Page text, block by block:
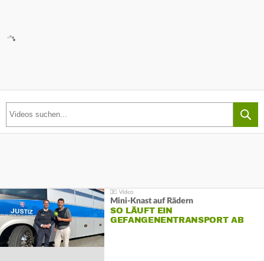
Mini-Knast auf Rädern
SO LÄUFT EIN
GEFANGENENTRANSPORT AB